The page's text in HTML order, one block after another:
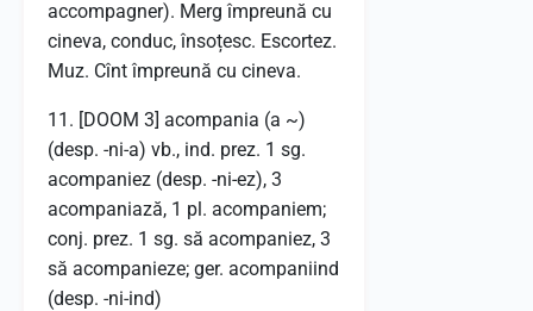
accompagner). Merg împreună cu
cineva, conduc, însoțesc. Escortez.
Muz. Cînt împreună cu cineva.
11. [DOOM 3] acompania (a ~)
(desp. -ni-a) vb., ind. prez. 1 sg.
acompaniez (desp. -ni-ez), 3
acompaniază, 1 pl. acompaniem;
conj. prez. 1 sg. să acompaniez, 3
să acompanieze; ger. acompaniind
(desp. -ni-ind)